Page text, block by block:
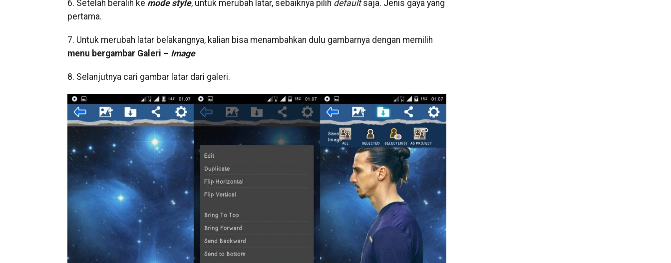
6. Setelah beralih ke mode style, untuk merubah latar, sebaiknya pilih defaultsaja. Jenis gaya yang
pertama.
7. Untuk merubah latar belakangnya, kalian bisa menambahkan dulu gambarnya dengan memilih
menu bergambar Galeri – Image
8. Selanjutnya cari gambar latar dari galeri.